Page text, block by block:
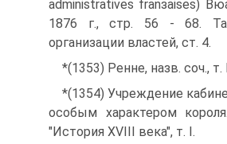
administratives franзaises)
1876 г., стр. 56 - 68.
организации властей, ст. 4.
*(1353) Ренне, назв. соч., т.
*(1354) Учреждение
особым характером
"История XVIII века", т. I.